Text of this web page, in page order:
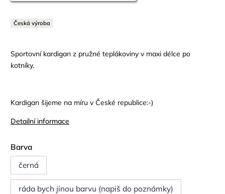
Sportovní kardigan z pružné teplákoviny v maxi délce po
kotníky.
Kardigan šijeme na míru v České republice:-)
Detailní informace
Česká výroba
Barva
černá
ráda bych jinou barvu (napiš do poznámky)